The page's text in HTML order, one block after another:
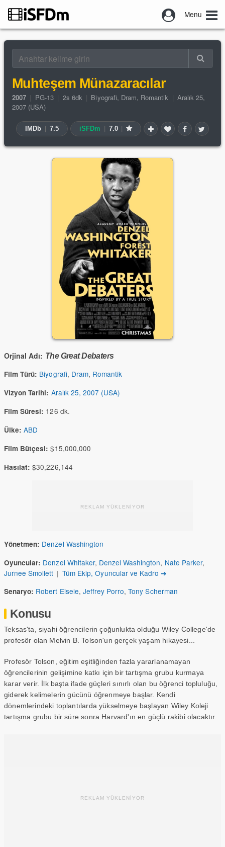
Menu
Muhteşem Münazaracılar
2007 PG-13 2s 6dk Biyografi, Dram, Romantik
Aralık 25,
2007 (USA)
IMDb 7.5 iSFDm 7.0
Orjinal Adı: The Great Debaters
Film Türü: Biyografi, Dram, Romantik
Vizyon Tarihi: Aralık 25, 2007 (USA)
Film Süresi: 126 dk.
Ülke: ABD
Film Bütçesi: $15,000,000
Hasılat: $30,226,144
REKLAM YÜKLENİYOR
Yönetmen: Denzel Washington
Oyuncular: Denzel Whitaker, Denzel Washington, Nate Parker,
Jurnee Smollett | Tüm Ekip, Oyuncular ve Kadro ➔
Senaryo: Robert Eisele, Jeffrey Porro,Tony Scherman
Konusu
Teksas'ta, siyahi öğrencilerin çoğunlukta olduğu Wiley College'de
profesör olan Melvin B. Tolson'un gerçek yaşam hikayesi...
Profesör Tolson, eğitim eşitliğinden fazla yararlanamayan
öğrencilerinin gelişimine katkı için bir tartışma grubu kurmaya
karar verir. İlk başta ifade güçleri sınırlı olan bu öğrenci topluluğu,
giderek kelimelerin gücünü öğrenmeye başlar. Kendi
dönemlerindeki toplantılarda yükselmeye başlayan Wiley Koleji
tartışma grubu bir süre sonra Harvard'ın en güçlü rakibi olacaktır.
REKLAM YÜKLENİYOR